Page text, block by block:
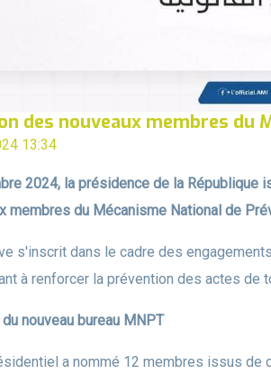
des nouveaux membres du
13:34
2024, la présidence de la République
membres du Mécanisme National de
s'inscrit dans le cadre des
à renforcer la prévention des actes
nouveau bureau MNPT
a nommé 12 membres issus